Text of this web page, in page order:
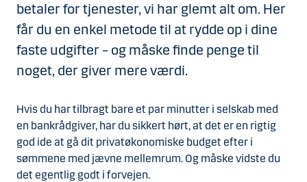
betaler for tjenester, vi har glemt alt om. Her
får du en enkel metode til at rydde op i dine
faste udgifter – og måske finde penge til
noget, der giver mere værdi.
Hvis du har tilbragt bare et par minutter i selskab med
en bankrådgiver, har du sikkert hørt, at det er en rigtig
god ide at gå dit privatøkonomiske budget efter i
sømmene med jævne mellemrum. Og måske vidste du
det egentlig godt i forvejen.